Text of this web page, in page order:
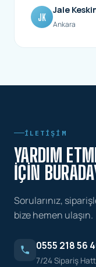
JK
Jale
Ankara
İLETIŞIM
YARDIM
İÇIN
Sorularınız,
bize hemen ulaşın.
0555 218 56
7/24 Sipariş